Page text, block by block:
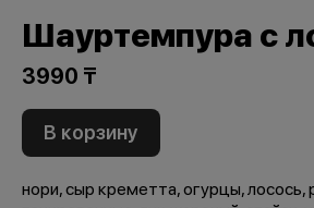
Шауртемпура с
3990 ₸
В корзину
нори, сыр креметта, огурцы, лосось,